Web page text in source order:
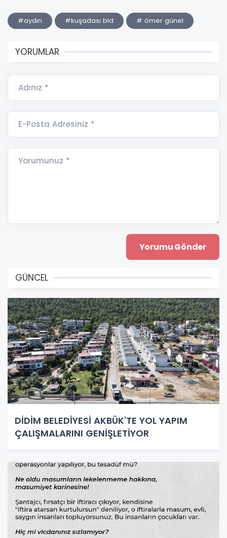
#aydın #kuşadası bld # ömer günel
YORUMLAR
Adınız *
E-Posta Adresiniz *
Yorumunuz *
GÜNCEL
DİDİM BELEDİYESİ AKBÜK'TE YOL YAPIM
ÇALIŞMALARINI GENİŞLETİYOR